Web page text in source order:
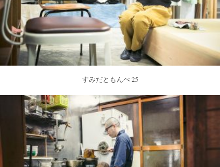
すみだともんぺ 25